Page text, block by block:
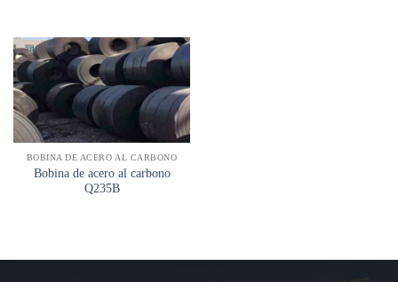
BOBINA DE ACERO AL CARBONO
Bobina de acero al carbono
Q235B